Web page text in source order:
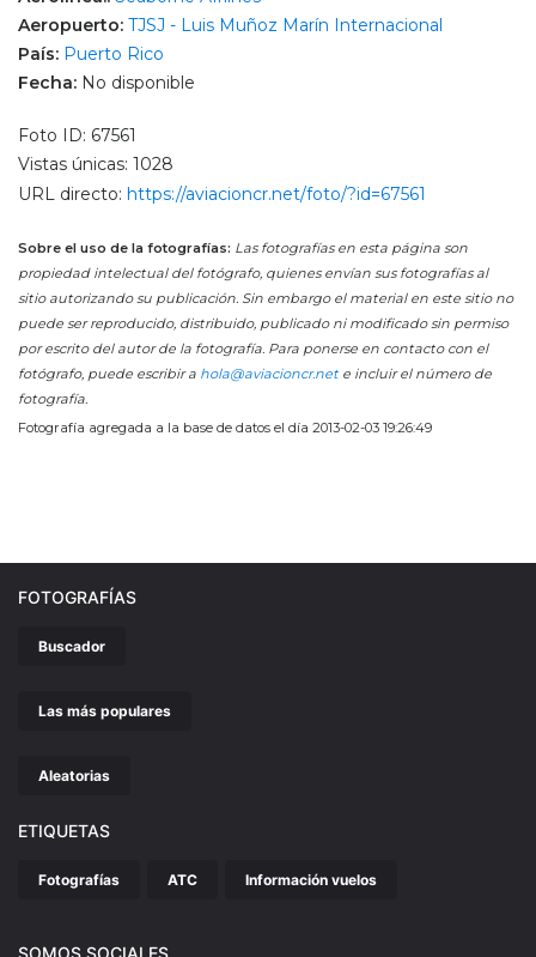
Aeropuerto: TJSJ - Luis Muñoz Marín Internacional
País: Puerto Rico
Fecha: No disponible
Foto ID: 67561
Vistas únicas: 1028
URL directo: https://aviacioncr.net/foto/?id=67561
Sobre el uso de la fotografías: Las fotografías en esta página son
propiedad intelectual del fotógrafo, quienes envían sus fotografías al
sitio autorizando su publicación. Sin embargo el material en este sitio no
puede ser reproducido, distribuido, publicado ni modificado sin permiso
por escrito del autor de la fotografía. Para ponerse en contacto con el
fotógrafo, puede escribir a hola@aviacioncr.nete incluir el número de
fotografía.
Fotografía agregada a la base de datos el día 2013-02-03 19:26:49
FOTOGRAFÍAS
Buscador
Las más populares
Aleatorias
ETIQUETAS
Fotografías ATC Información vuelos